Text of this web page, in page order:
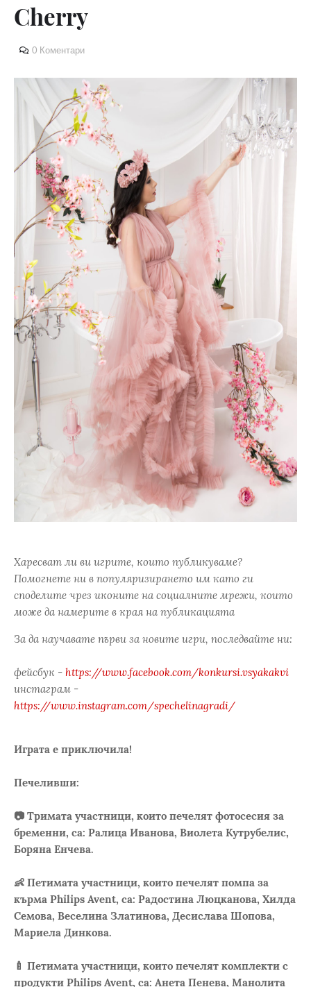
Cherry
0 Коментари
Харесват ли ви игрите, които публикуваме?
Помогнете ни в популяризирането им като ги
споделите чрез иконите на социалните мрежи, които
може да намерите в края на публикацията
За да научавате първи за новите игри, последвайте ни:
фейсбук - https://www.facebook.com/konkursi.vsyakakvi
инстаграм -
https://www.instagram.com/spechelinagradi/
Играта е приключила!
Печеливши:
📷 Тримата участници, които печелят фотосесия за
бременни, са: Ралица Иванова, Виолета Кутрубелис,
Боряна Енчева.
👶 Петимата участници, които печелят помпа за
кърма Philips Avent, са: Радостина Люцканова, Хилда
Семова, Веселина Златинова, Десислава Шопова,
Мариела Динкова.
🍼 Петимата участници, които печелят комплекти с
продукти Philips Avent, са: Анета Пенева, Манолита